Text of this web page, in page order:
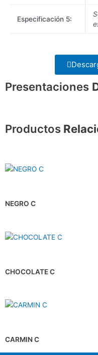
Especificación 5:
Presentaciones
Productos
NEGRO C
CHOCOLATE C
CARMIN C